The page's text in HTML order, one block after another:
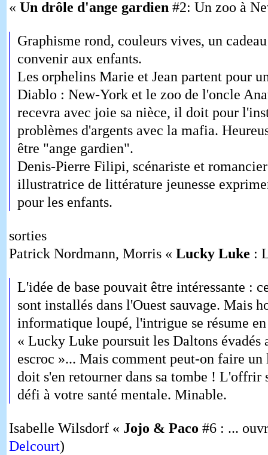
« Un drôle d'ange gardien #2: Un zoo à
Graphisme rond, couleurs vives, un
convenir aux enfants.
Les orphelins Marie et Jean partent pour
Diablo : New-York et le zoo de l'oncle
recevra avec joie sa nièce, il doit pour
problèmes d'argents avec la mafia.
être "ange gardien".
Denis-Pierre Filipi, scénariste et
illustratrice de littérature jeunesse
pour les enfants.
sorties
Patrick Nordmann, Morris « Lucky Luke :
L'idée de base pouvait être intéressante :
sont installés dans l'Ouest sauvage. Mais
informatique loupé, l'intrigue se résume
« Lucky Luke poursuit les Daltons
escroc »... Mais comment peut-on faire
doit s'en retourner dans sa tombe !
défi à votre santé mentale. Minable.
Isabelle Wilsdorf « Jojo & Paco #6 : ...
Delcourt)